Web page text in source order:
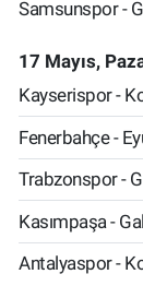
Samsunspor -
17 Mayıs,
Kayserispor -
Fenerbahçe -
Trabzonspor -
Kasımpaşa -
Antalyaspor -